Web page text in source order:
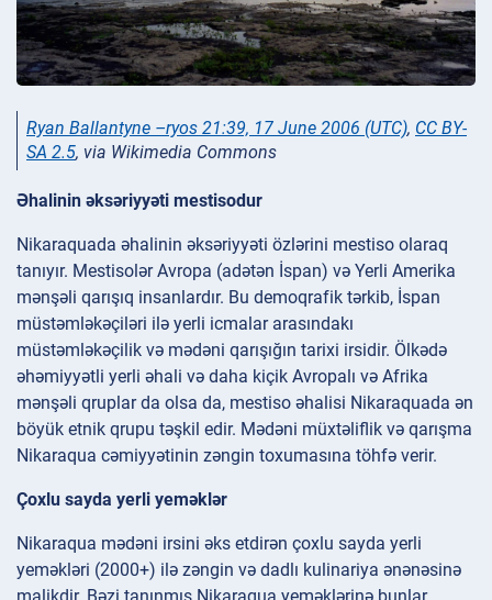
Ryan Ballantyne –ryos 21:39, 17 June 2006 (UTC), CC BY-
SA 2.5, via Wikimedia Commons
Əhalinin əksəriyyəti mestisodur
Nikaraquada əhalinin əksəriyyəti özlərini mestiso olaraq
tanıyır. Mestisolər Avropa (adətən İspan) və Yerli Amerika
mənşəli qarışıq insanlardır. Bu demoqrafik tərkib, İspan
müstəmləkəçiləri ilə yerli icmalar arasındakı
müstəmləkəçilik və mədəni qarışığın tarixi irsidir. Ölkədə
əhəmiyyətli yerli əhali və daha kiçik Avropalı və Afrika
mənşəli qruplar da olsa da, mestiso əhalisi Nikaraquada ən
böyük etnik qrupu təşkil edir. Mədəni müxtəliflik və qarışma
Nikaraqua cəmiyyətinin zəngin toxumasına töhfə verir.
Çoxlu sayda yerli yeməklər
Nikaraqua mədəni irsini əks etdirən çoxlu sayda yerli
yeməkləri (2000+) ilə zəngin və dadlı kulinariya ənənəsinə
malikdir. Bəzi tanınmış Nikaraqua yeməklərinə bunlar